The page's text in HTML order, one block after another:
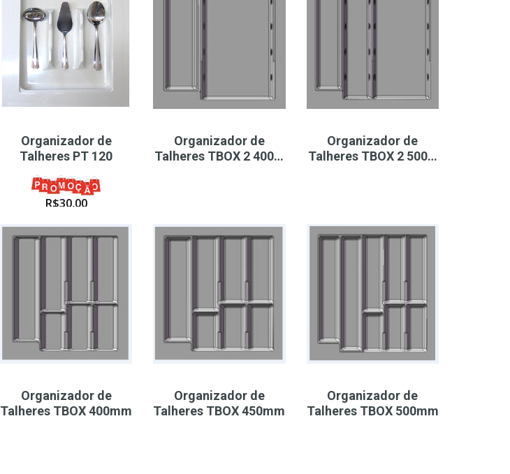
Organizador de
Talheres PT 120
R$30,00
Organizador de
Talheres TBOX 2 400…
Organizador de
Talheres TBOX 2 500…
Organizador de
Talheres TBOX 400mm
Organizador de
Talheres TBOX 450mm
Organizador de
Talheres TBOX 500mm